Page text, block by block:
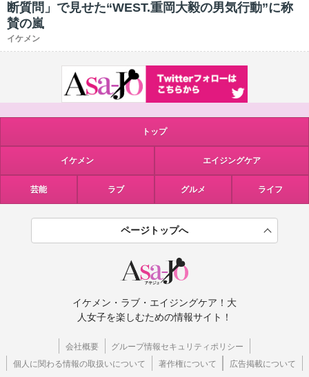
断質問」で見せた“WEST.重岡大毅の男気行動”に称
賛の嵐
イケメン
トップ
イケメン エイジングケア
芸能 ラブ グルメ ライフ
ページトップへ
イケメン・ラブ・エイジングケア！大
人女子を楽しむための情報サイト！
会社概要
グループ情報セキュリティポリシー
個人に関わる情報の取扱いについて
著作権について 広告掲載について